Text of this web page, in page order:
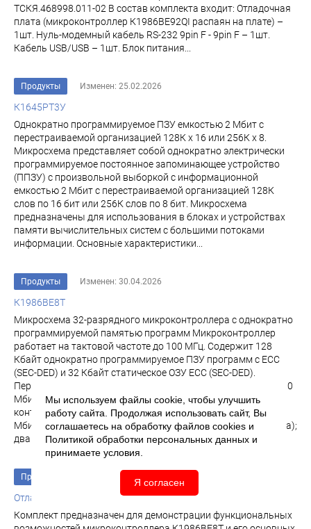
ТСКЯ.468998.011-02 В состав комплекта входит: Отладочная
плата (микроконтроллер К1986ВЕ92QI распаян на плате) –
1шт. Нуль-модемный кабель RS-232 9pin F - 9pin F – 1шт.
Кабель USB/USB – 1шт. Блок питания...
Продукты Изменен: 25.02.2026
К1645РТ3У
Однократно программируемое ПЗУ емкостью 2 Мбит с
перестраиваемой организацией 128К х 16 или 256К х 8.
Микросхема представляет собой однократно электрически
программируемое постоянное за­поминающее устройство
(ППЗУ) с произвольной выборкой с информационной
емкостью 2 Мбит с пе­рестраиваемой организацией 128К
слов по 16 бит или 256К слов по 8 бит. Микросхема
предназначены для использования в блоках и устройствах
памя­ти вычислительных систем с большими потоками
информации. Основные характеристики...
Продукты Изменен: 30.04.2026
К1986ВЕ8Т
Микросхема 32-разрядного микроконтроллера с однократно
программируемой памятью программ Микроконтроллер
работает на тактовой частоте до 100 МГц. Содержит 128
Кбайт однократно программируемое ПЗУ программ c ECC
(SEC-DED) и 32 Кбайт статическое ОЗУ ECC (SEC-DED).
Периферия включает в себя: контроллер EthernetMAC 10/100
Мбит/с; встроенный контроллер EthernetPHY 10 Мбит/с;
контроллер SpaceWire и встроенный SpaceWirePHY до 100
Мбит/с; контроллер ARINC 429 (8 приемников, 4 передатчика);
два контроллера...
Продукты Изменен: 24.02.2026
Отладочный комплект для микроконтроллера К1986ВЕ8Т
Комплект предназначен для демонстрации функциональных
Мы используем файлы cookie, чтобы улучшить
работу сайта. Продолжая использовать сайт, Вы
соглашаетесь на обработку файлов cookies и
Политикой обработки персональных данных и
принимаете условия.
Я согласен